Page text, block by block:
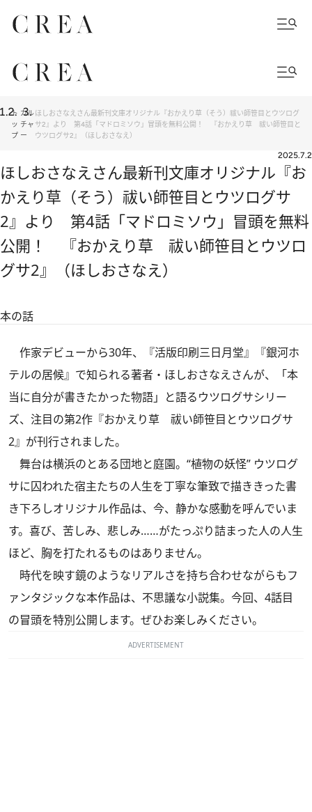
ト
ッ
プ
カル
チャ
ー
ほしおさなえさん最新刊文庫オリジナル『おかえり草（そう）祓い師笹目とウツログ
サ2』より 第4話「マドロミソウ」冒頭を無料公開！ 『おかえり草 祓い師笹目と
ウツログサ2』（ほしおさなえ）
2025.7.2
ほしおさなえさん最新刊文庫オリジナル『お
かえり草（そう）祓い師笹目とウツログサ
2』より 第4話「マドロミソウ」冒頭を無料
公開！ 『おかえり草 祓い師笹目とウツロ
グサ2』（ほしおさなえ）
本の話
作家デビューから30年、『活版印刷三日月堂』『銀河ホ
テルの居候』で知られる著者・ほしおさなえさんが、「本
当に自分が書きたかった物語」と語るウツログサシリー
ズ、注目の第2作『おかえり草 祓い師笹目とウツログサ
2』が刊行されました。
舞台は横浜のとある団地と庭園。“植物の妖怪” ウツログ
サに囚われた宿主たちの人生を丁寧な筆致で描ききった書
き下ろしオリジナル作品は、今、静かな感動を呼んでいま
す。喜び、苦しみ、悲しみ……がたっぷり詰まった人の人生
ほど、胸を打たれるものはありません。
時代を映す鏡のようなリアルさを持ち合わせながらもフ
ァンタジックな本作品は、不思議な小説集。今回、4話目
の冒頭を特別公開します。ぜひお楽しみください。
ADVERTISEMENT